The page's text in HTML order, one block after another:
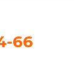
66